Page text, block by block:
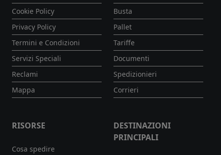
Cookie Policy
Privacy Policy
Termini e Condizioni
Servizi Speciali
Reclami
Mappa
Busta
Pallet
Tariffe
Documenti
Spedizionieri
Corrieri
RISORSE
Cosa spedire
DESTINAZIONI
PRINCIPALI